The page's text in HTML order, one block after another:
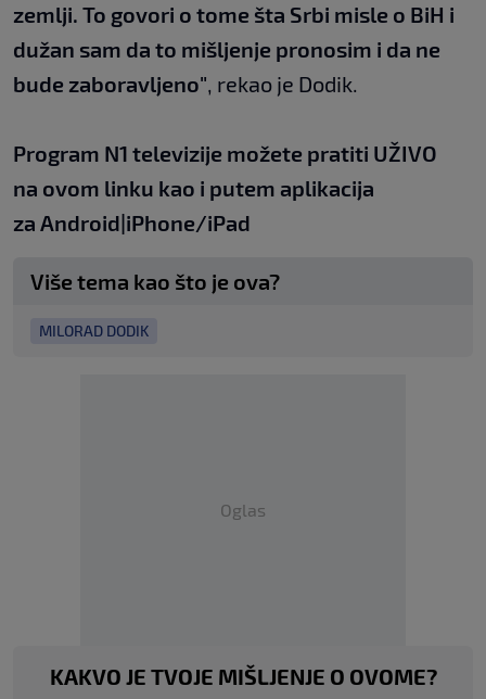
zemlji. To govori o tome šta Srbi misle o BiH i
dužan sam da to mišljenje pronosim i da ne
bude zaboravljeno", rekao je Dodik.
Program N1 televizije možete pratiti UŽIVO
na ovom linku kao i putem aplikacija
za Android|iPhone/iPad
Više tema kao što je ova?
MILORAD DODIK
Oglas
KAKVO JE TVOJE MIŠLJENJE O OVOME?